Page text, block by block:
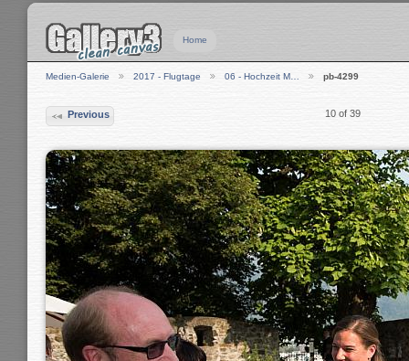
Home
Medien-Galerie 2017 - Flugtage 06 - Hochzeit M… pb-4299
Previous 10 of 39